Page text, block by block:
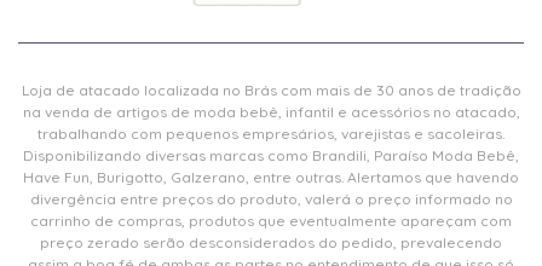
Loja de atacado localizada no Brás com mais de 30 anos de tradição
na venda de artigos de moda bebê, infantil e acessórios no atacado,
trabalhando com pequenos empresários, varejistas e sacoleiras.
Disponibilizando diversas marcas como Brandili, Paraíso Moda Bebê,
Have Fun, Burigotto, Galzerano, entre outras. Alertamos que havendo
divergência entre preços do produto, valerá o preço informado no
carrinho de compras, produtos que eventualmente apareçam com
preço zerado serão desconsiderados do pedido, prevalecendo